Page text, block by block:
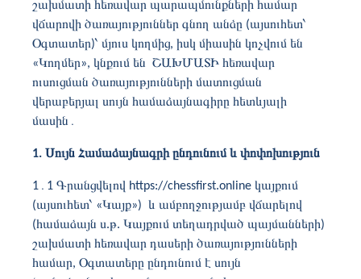
շախմատի հեռավար պարապմունքների համար
վճարովի ծառայություններ գնող անձը (այսուհետ՝
Օգտատեր)՝ մյուս կողմից, իսկ միասին կոչվում են
«Կողմեր», կնքում են ՇԱԽՄԱՏԻ հեռավար
ուսուցման ծառայությունների մատուցման
վերաբերյալ սույն համաձայնագիրը հետևյալի
մասին ․
1. Սույն Համաձայնագրի ընդունում և փոփոխություն
1 ․1 Գրանցվելով https://chessfirst.online կայքում
(այսուհետ՝ «Կայք») և ամբողջությամբ վճարելով
(համաձայն ս.թ. Կայքում տեղադրված պայմանների)
շախմատի հեռավար դասերի ծառայությունների
համար, Օգտատերը ընդունում է սույն